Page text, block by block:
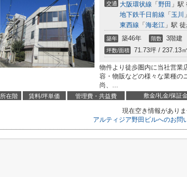
交通 大阪環状線 「 野田 」駅
地下鉄千日前線 「 玉川
東西線 「 海老江 」駅
築年 築46年 階数 3階建
坪数/面積 71.73坪 / 237.13㎡
物件より徒歩圏内に当社営業
容・物販などの様々な業種の
尚、...
所在階 賃料/坪単価 管理費・共益費 敷金/礼金/保証
現在空き情報がありま
アルティジア野田ビルへのお問